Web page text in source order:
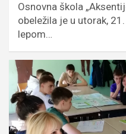
Osnovna škola
obeležila je u utorak,
lepom…